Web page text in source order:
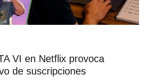
VI en Netflix provoca
de suscripciones